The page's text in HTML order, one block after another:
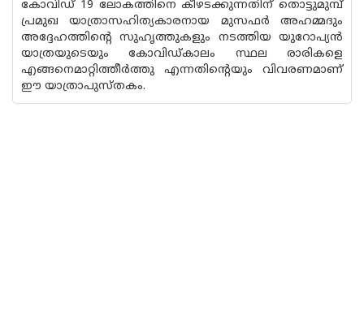
കോവിഡ് 19 ലോകത്തിനെ കീഴടക്കുന്നതിന് തൊട്ടുമുമ്പ്
പ്രമുഖ യാത്രാസഹിത്യകാരനായ മുസഫര്‍ അഹമ്മദും
അദ്ദേഹത്തിന്റെ സുഹൃത്തുകളും നടത്തിയ യുറോപ്യന്‍
യാത്രയുടെയും കോവിഡ്കാലം സ്ഥല രാരികളെ
എങ്ങനെമാറ്റിത്തീര്‍ത്തു എന്നതിന്റെയും വിവരണമാണ്
ഈ യാത്രാപുസ്തകം.